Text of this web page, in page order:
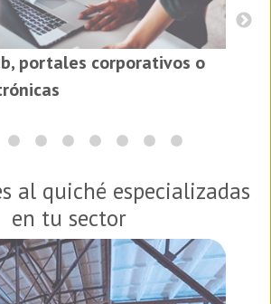
portales corporativos o
al quiché especializadas
en tu sector